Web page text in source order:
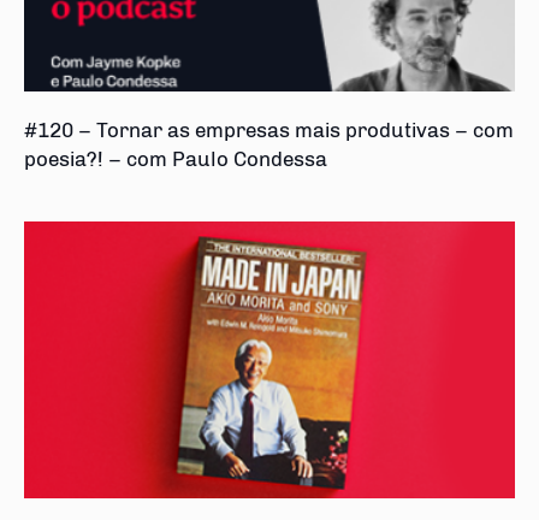
#120 – Tornar as empresas mais produtivas – com
poesia?! – com Paulo Condessa